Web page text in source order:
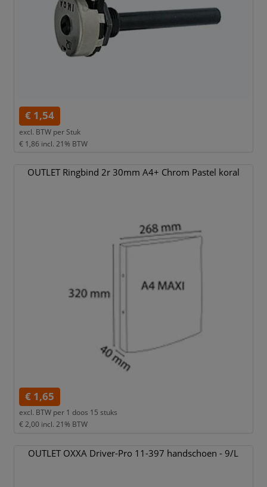
€ 1,54
excl. BTW per Stuk
€ 1,86 incl. 21% BTW
OUTLET Ringbind 2r 30mm A4+ Chrom Pastel koral
€ 1,65
excl. BTW per 1 doos 15 stuks
€ 2,00 incl. 21% BTW
OUTLET OXXA Driver-Pro 11-397 handschoen - 9/L